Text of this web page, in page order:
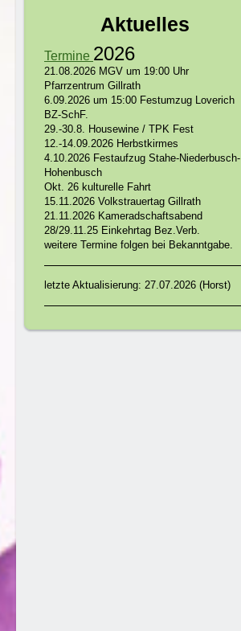
Aktuelles
Termine 2026
21.08.2026 MGV um 19:00 Uhr
Pfarrzentrum Gillrath
6.09.2026 um 15:00 Festumzug Loverich
BZ-SchF.
29.-30.8. Housewine / TPK Fest
12.-14.09.2026 Herbstkirmes
4.10.2026 Festaufzug Stahe-Niederbusch-
Hohenbusch
Okt. 26 kulturelle Fahrt
15.11.2026 Volkstrauertag Gillrath
21.11.2026 Kameradschaftsabend
28/29.11.25 Einkehrtag Bez.Verb.
weitere Termine folgen bei Bekanntgabe.
letzte Aktualisierung: 27.07.2026 (Horst)